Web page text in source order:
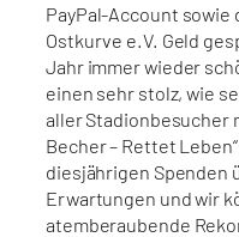
PayPal-Account sowie
Ostkurve e.V. Geld
Jahr immer wieder
einen sehr stolz, wie
aller Stadionbesucher
Becher – Rettet
diesjährigen Spenden
Erwartungen und wir
atemberaubende